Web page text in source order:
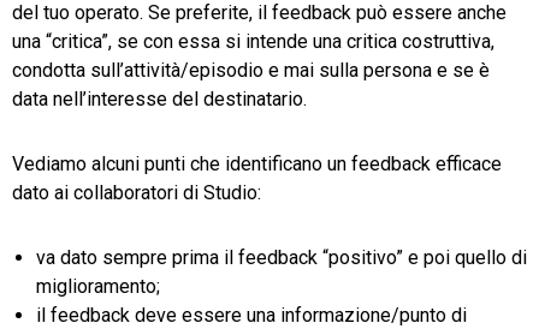
del tuo operato. Se preferite, il feedback può essere anche
una “critica”, se con essa si intende una critica costruttiva,
condotta sull’attività/episodio e mai sulla persona e se è
data nell’interesse del destinatario.
Vediamo alcuni punti che identificano un feedback efficace
dato ai collaboratori di Studio:
va dato sempre prima il feedback “positivo” e poi quello di
miglioramento;
il feedback deve essere una informazione/punto di